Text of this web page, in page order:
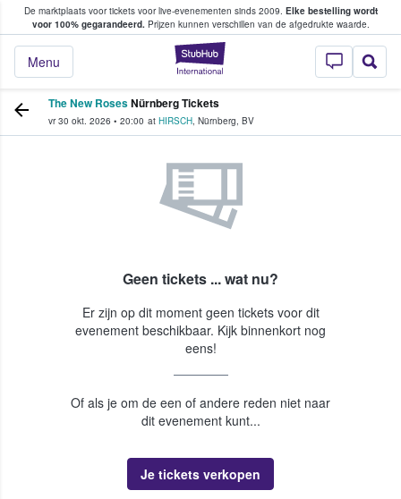
De marktplaats voor tickets voor live-evenementen sinds 2009. Elke bestelling wordt
voor 100% gegarandeerd.Prijzen kunnen verschillen van de afgedrukte waarde.
StubHub: waar
Menu
tickets kopen en verkopen
The New RosesNürnberg Tickets
vr 30 okt. 2026 • 20:00 at HIRSCH, Nürnberg, BV
Geen tickets ... wat nu?
Er zijn op dit moment geen tickets voor dit
evenement beschikbaar. Kijk binnenkort nog
eens!
Of als je om de een of andere reden niet naar
dit evenement kunt...
Je tickets verkopen